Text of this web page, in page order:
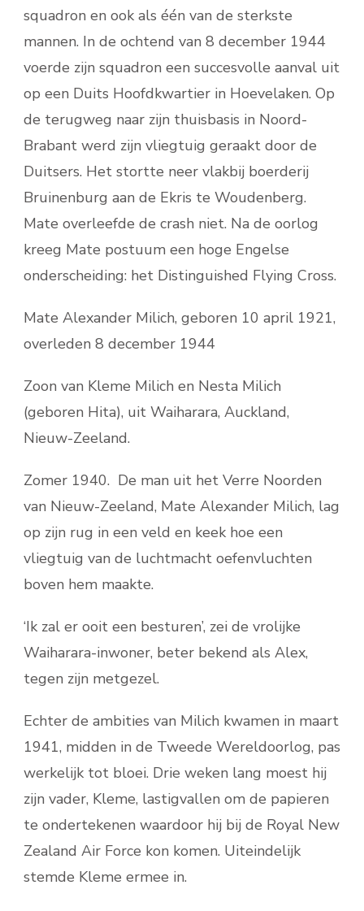
squadron en ook als één van de sterkste
mannen. In de ochtend van 8 december 1944
voerde zijn squadron een succesvolle aanval uit
op een Duits Hoofdkwartier in Hoevelaken. Op
de terugweg naar zijn thuisbasis in Noord-
Brabant werd zijn vliegtuig geraakt door de
Duitsers. Het stortte neer vlakbij boerderij
Bruinenburg aan de Ekris te Woudenberg.
Mate overleefde de crash niet. Na de oorlog
kreeg Mate postuum een hoge Engelse
onderscheiding: het Distinguished Flying Cross.
Mate Alexander Milich, geboren 10 april 1921,
overleden 8 december 1944
Zoon van Kleme Milich en Nesta Milich
(geboren Hita), uit Waiharara, Auckland,
Nieuw-Zeeland.
Zomer 1940. De man uit het Verre Noorden
van Nieuw-Zeeland, Mate Alexander Milich, lag
op zijn rug in een veld en keek hoe een
vliegtuig van de luchtmacht oefenvluchten
boven hem maakte.
‘Ik zal er ooit een besturen’, zei de vrolijke
Waiharara-inwoner, beter bekend als Alex,
tegen zijn metgezel.
Echter de ambities van Milich kwamen in maart
1941, midden in de Tweede Wereldoorlog, pas
werkelijk tot bloei. Drie weken lang moest hij
zijn vader, Kleme, lastigvallen om de papieren
te ondertekenen waardoor hij bij de Royal New
Zealand Air Force kon komen. Uiteindelijk
stemde Kleme ermee in.